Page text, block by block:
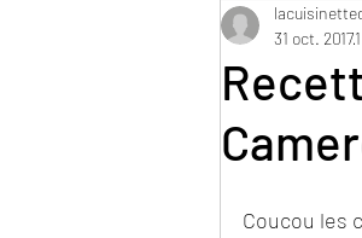
31 oct. 2017
Coucou les